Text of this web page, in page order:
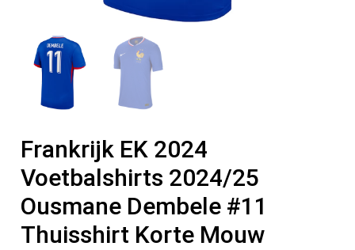
Frankrijk EK 2024
Voetbalshirts 2024/25
Ousmane Dembele #11
Thuisshirt Korte Mouw